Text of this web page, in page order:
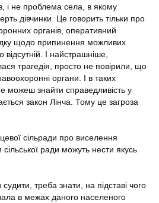
і не проблема села, в якому
дівчинки. Це говорить тільки про
органів, оперативний
щодо припинення можливих
І найстрашніше,
трагедія, просто не повірили, що
органи. І в таких
можеш знайти справедливість у
закон Лінча. Тому це загроза
сільради про виселення
ради можуть нести якусь
треба знати, на підставі чого
в межах даного населеного